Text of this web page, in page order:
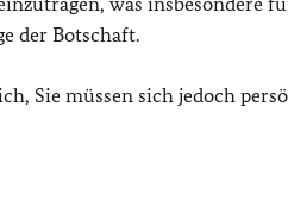
der Botschaft.
Sie müssen sich jedoch